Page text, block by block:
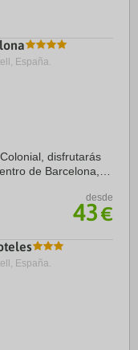
España.
disfrutarás
de Barcelona, a
desde
43€
España.